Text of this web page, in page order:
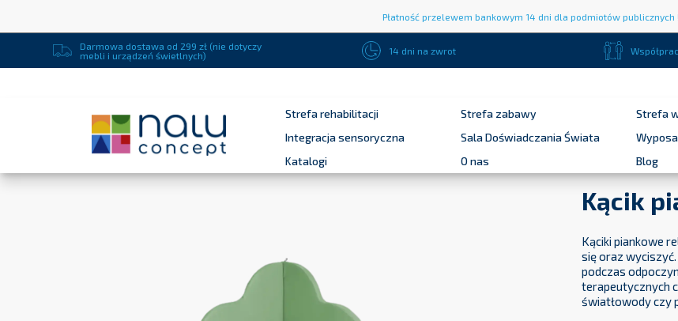
Płatność przelewem bankowym 14 dni dla podmiotów publicznych !
Darmowa dostawa od 299 zł (nie dotyczy
mebli i urządzeń świetlnych)
14 dni na zwrot
Strefa rehabilitacji
Strefa zabawy Strefa
Integracja sensoryczna
Sala Doświadczania Świata
Katalogi
O nas Blog
Kącik
Kąciki piankowe
się oraz
podczas
terapeutycznych
światłowody czy